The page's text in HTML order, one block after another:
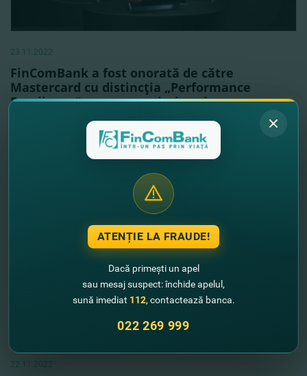
23.11.2022
FinComBank a fost onorată de către
Mastercard cu distincţia „Performance
Excellence” pentru reuşitele sale
22.11.2022
ATENȚIE LA FRAUDE!
Dacă primești un apel
sau mesaj suspect: închide apelul,
sună imediat 112, contactează banca.
022 269 999